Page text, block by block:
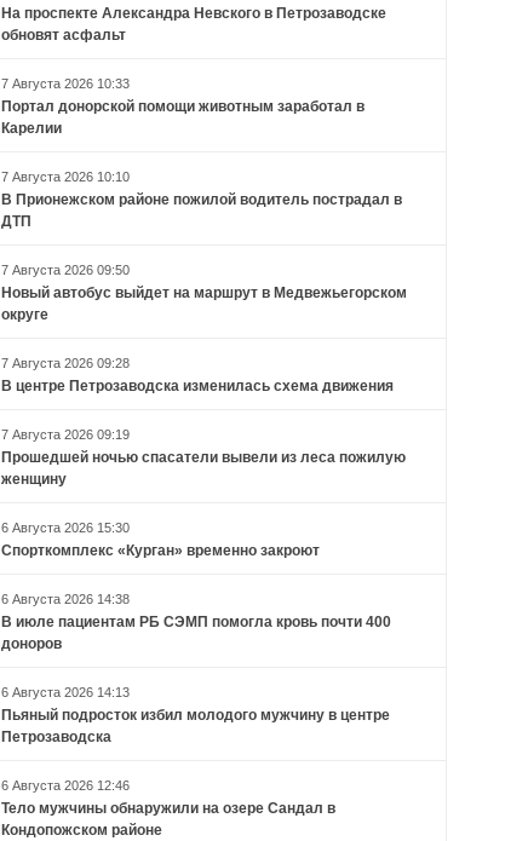
На проспекте Александра Невского в Петрозаводске
обновят асфальт
7 Августа 2026 10:33
Портал донорской помощи животным заработал в
Карелии
7 Августа 2026 10:10
В Прионежском районе пожилой водитель пострадал в
ДТП
7 Августа 2026 09:50
Новый автобус выйдет на маршрут в Медвежьегорском
округе
7 Августа 2026 09:28
В центре Петрозаводска изменилась схема движения
7 Августа 2026 09:19
Прошедшей ночью спасатели вывели из леса пожилую
женщину
6 Августа 2026 15:30
Спорткомплекс «Курган» временно закроют
6 Августа 2026 14:38
В июле пациентам РБ СЭМП помогла кровь почти 400
доноров
6 Августа 2026 14:13
Пьяный подросток избил молодого мужчину в центре
Петрозаводска
6 Августа 2026 12:46
Тело мужчины обнаружили на озере Сандал в
Кондопожском районе